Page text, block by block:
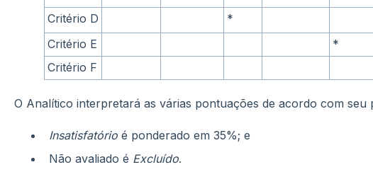
Critério D
*
Critério E
*
Critério F
O Analítico interpretará as várias pontuações de acordo com seu
Insatisfatórioé ponderado em 35%; e
Não avaliado é Excluído.